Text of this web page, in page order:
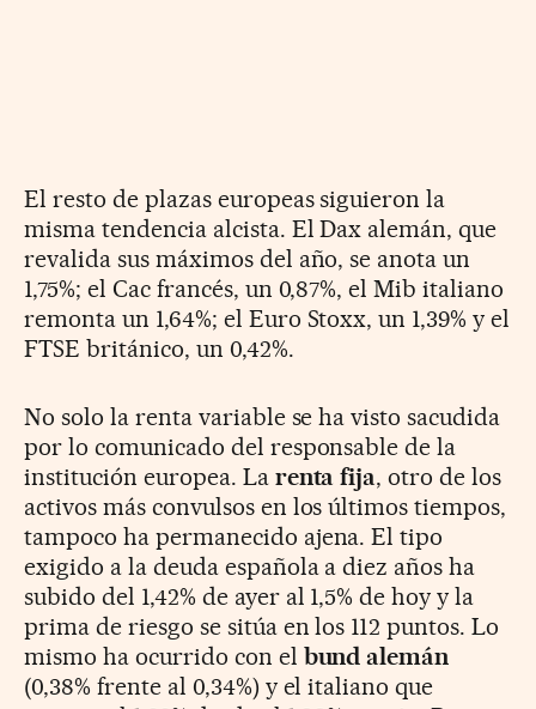
El resto de plazas europeas siguieron la
misma tendencia alcista. El Dax alemán, que
revalida sus máximos del año, se anota un
1,75%; el Cac francés, un 0,87%, el Mib italiano
remonta un 1,64%; el Euro Stoxx, un 1,39% y el
FTSE británico, un 0,42%.
No solo la renta variable se ha visto sacudida
por lo comunicado del responsable de la
institución europea. Larenta fija, otro de los
activos más convulsos en los últimos tiempos,
tampoco ha permanecido ajena. El tipo
exigido a la deuda española a diez años ha
subido del 1,42% de ayer al 1,5% de hoy y la
prima de riesgo se sitúa en los 112 puntos. Lo
mismo ha ocurrido con el bund alemán
(0,38% frente al 0,34%) y el italiano que